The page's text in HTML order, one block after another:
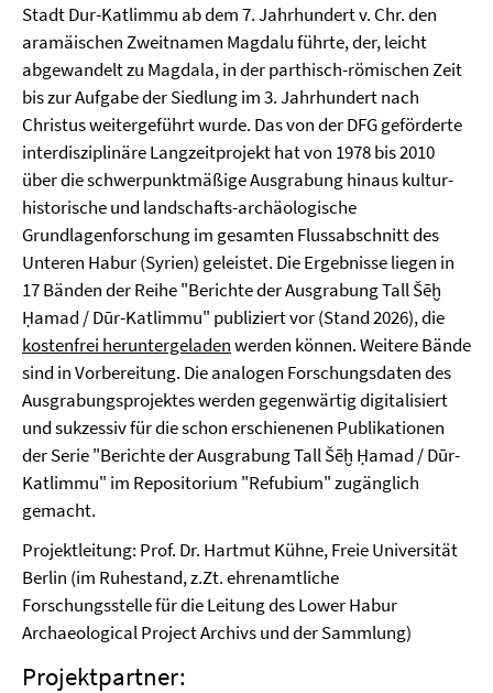
Stadt Dur-Katlimmu ab dem 7. Jahrhundert v. Chr. den
aramäischen Zweitnamen Magdalu führte, der, leicht
abgewandelt zu Magdala, in der parthisch-römischen Zeit
bis zur Aufgabe der Siedlung im 3. Jahrhundert nach
Christus weitergeführt wurde. Das von der DFG geförderte
interdisziplinäre Langzeitprojekt hat von 1978 bis 2010
über die schwerpunktmäßige Ausgrabung hinaus kultur-
historische und landschafts-archäologische
Grundlagenforschung im gesamten Flussabschnitt des
Unteren Habur (Syrien) geleistet. Die Ergebnisse liegen in
17 Bänden der Reihe "Berichte der Ausgrabung Tall Šēḫ
Ḥamad / Dūr-Katlimmu" publiziert vor (Stand 2026), die
kostenfrei heruntergeladenwerden können. Weitere Bände
sind in Vorbereitung. Die analogen Forschungsdaten des
Ausgrabungsprojektes werden gegenwärtig digitalisiert
und sukzessiv für die schon erschienenen Publikationen
der Serie "Berichte der Ausgrabung Tall Šēḫ Ḥamad / Dūr-
Katlimmu" im Repositorium "Refubium" zugänglich
gemacht.
Projektleitung: Prof. Dr. Hartmut Kühne, Freie Universität
Berlin (im Ruhestand, z.Zt. ehrenamtliche
Forschungsstelle für die Leitung des Lower Habur
Archaeological Project Archivs und der Sammlung)
Projektpartner: